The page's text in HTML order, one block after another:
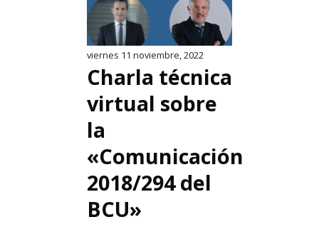
viernes 11 noviembre, 2022
Charla técnica
virtual sobre
la
«Comunicación
2018/294 del
BCU»